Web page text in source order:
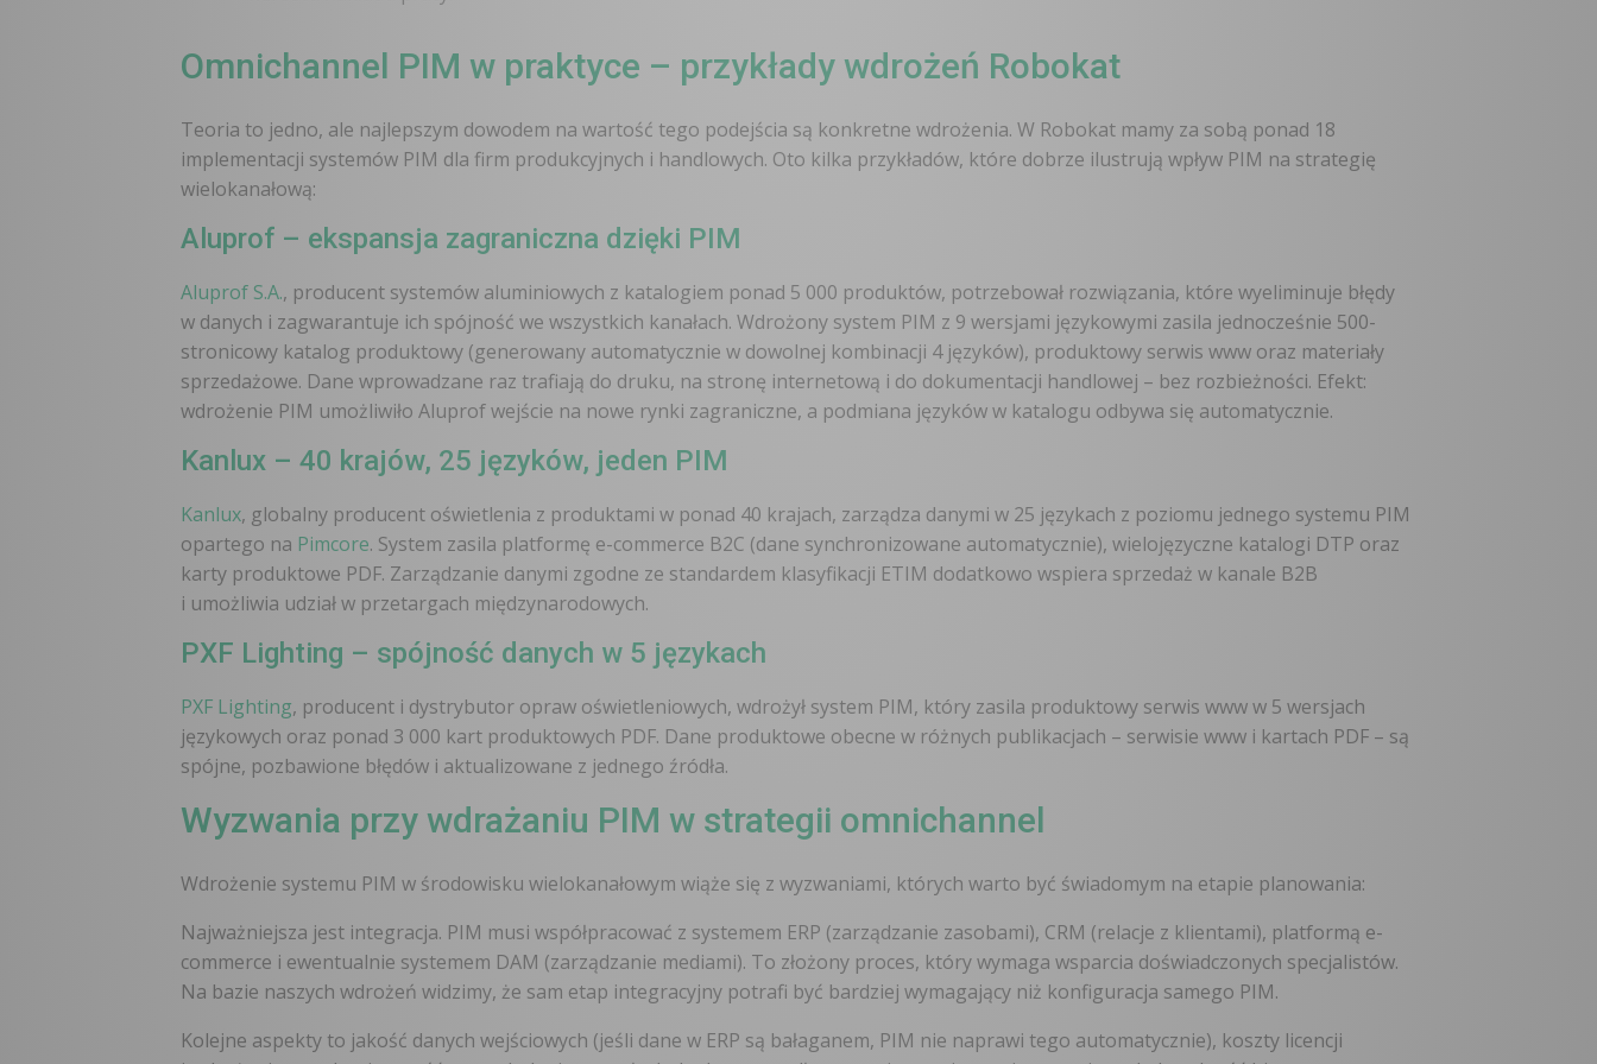
Omnichannel PIM w praktyce – przykłady wdrożeń Robokat
Teoria to jedno, ale najlepszym dowodem na wartość tego podejścia są konkretne wdrożenia. W Robokat mamy za sobą ponad 18
implementacji systemów PIM dla firm produkcyjnych i handlowych. Oto kilka przykładów, które dobrze ilustrują wpływ PIM na strategię
wielokanałową:
Aluprof – ekspansja zagraniczna dzięki PIM
Aluprof S.A., producent systemów aluminiowych z katalogiem ponad 5 000 produktów, potrzebował rozwiązania, które wyeliminuje błędy
w danych i zagwarantuje ich spójność we wszystkich kanałach. Wdrożony system PIM z 9 wersjami językowymi zasila jednocześnie 500-
stronicowy katalog produktowy (generowany automatycznie w dowolnej kombinacji 4 języków), produktowy serwis www oraz materiały
sprzedażowe. Dane wprowadzane raz trafiają do druku, na stronę internetową i do dokumentacji handlowej – bez rozbieżności. Efekt:
wdrożenie PIM umożliwiło Aluprof wejście na nowe rynki zagraniczne, a podmiana języków w katalogu odbywa się automatycznie.
Kanlux – 40 krajów, 25 języków, jeden PIM
Kanlux, globalny producent oświetlenia z produktami w ponad 40 krajach, zarządza danymi w 25 językach z poziomu jednego systemu PIM
opartego na Pimcore. System zasila platformę e-commerce B2C (dane synchronizowane automatycznie), wielojęzyczne katalogi DTP oraz
karty produktowe PDF. Zarządzanie danymi zgodne ze standardem klasyfikacji ETIM dodatkowo wspiera sprzedaż w kanale B2B
i umożliwia udział w przetargach międzynarodowych.
PXF Lighting – spójność danych w 5 językach
PXF Lighting, producent i dystrybutor opraw oświetleniowych, wdrożył system PIM, który zasila produktowy serwis www w 5 wersjach
językowych oraz ponad 3 000 kart produktowych PDF. Dane produktowe obecne w różnych publikacjach – serwisie www i kartach PDF – są
spójne, pozbawione błędów i aktualizowane z jednego źródła.
Wyzwania przy wdrażaniu PIM w strategii omnichannel
Wdrożenie systemu PIM w środowisku wielokanałowym wiąże się z wyzwaniami, których warto być świadomym na etapie planowania:
Najważniejsza jest integracja. PIM musi współpracować z systemem ERP (zarządzanie zasobami), CRM (relacje z klientami), platformą e-
commerce i ewentualnie systemem DAM (zarządzanie mediami). To złożony proces, który wymaga wsparcia doświadczonych specjalistów.
Na bazie naszych wdrożeń widzimy, że sam etap integracyjny potrafi być bardziej wymagający niż konfiguracja samego PIM.
Kolejne aspekty to jakość danych wejściowych (jeśli dane w ERP są bałaganem, PIM nie naprawi tego automatycznie), koszty licencji